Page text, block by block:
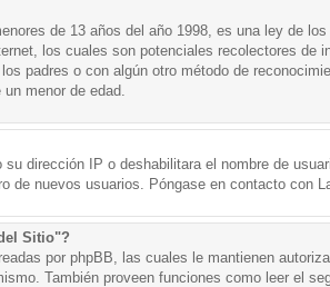
de 13 años del año 1998, es una ley de
los cuales son potenciales recolectores de
padres o con algún otro método de
menor de edad.
dirección IP o deshabilitara el nombre de
de nuevos usuarios. Póngase en contacto con
Sitio"?
por phpBB, las cuales le mantienen
También proveen funciones como leer el